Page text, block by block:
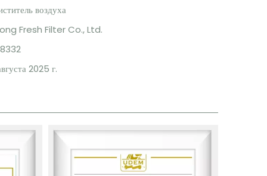
воздуха
Fresh Filter Co., Ltd.
2025 г.